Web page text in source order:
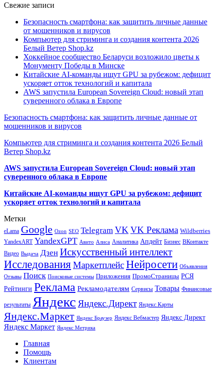
Свежие записи
Безопасность смартфона: как защитить личные данные
от мошенников и вирусов
Компьютер для стриминга и создания контента 2026
Белый Ветер Shop.kz
Хоккейное сообщество Беларуси возложило цветы к
Монументу Победы в Минске
Китайские AI-команды ищут GPU за рубежом: дефицит
ускоряет отток технологий и капитала
AWS запустила European Sovereign Cloud: новый этап
суверенного облака в Европе
Безопасность смартфона: как защитить личные данные от
мошенников и вирусов
Компьютер для стриминга и создания контента 2026 Белый
Ветер Shop.kz
AWS запустила European Sovereign Cloud: новый этап
суверенного облака в Европе
Китайские AI-команды ищут GPU за рубежом: дефицит
ускоряет отток технологий и капитала
Метки
eLama Google Ozon SEO Telegram VK VK Реклама Wildberries
YandexART YandexGPT Авито Алиса Аналитика Апдейт Бизнес ВКонтакте
Видео Выдача Дзен Искусственный интеллект
Исследования МаркетплейсНейросети Объявления
Отзывы Поиск Поисковые системы Приложения ПромоСтраницы РСЯ
Рейтинги Реклама Рекламодателям Сервисы Товары Финансовые
результаты Яндекс Яндекс.Директ Яндекс.Карты
Яндекс.Маркет Яндекс Браузер Яндекс Вебмастер Яндекс Директ
Яндекс Маркет Яндекс Метрика
Главная
Помощь
Клиентам